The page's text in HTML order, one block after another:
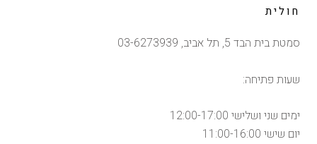
חולית
סמטת בית הבד 5, תל אביב, 03-6273939
שעות פתיחה:
ימים שני ושלישי 12:00-17:00
יום שישי 11:00-16:00